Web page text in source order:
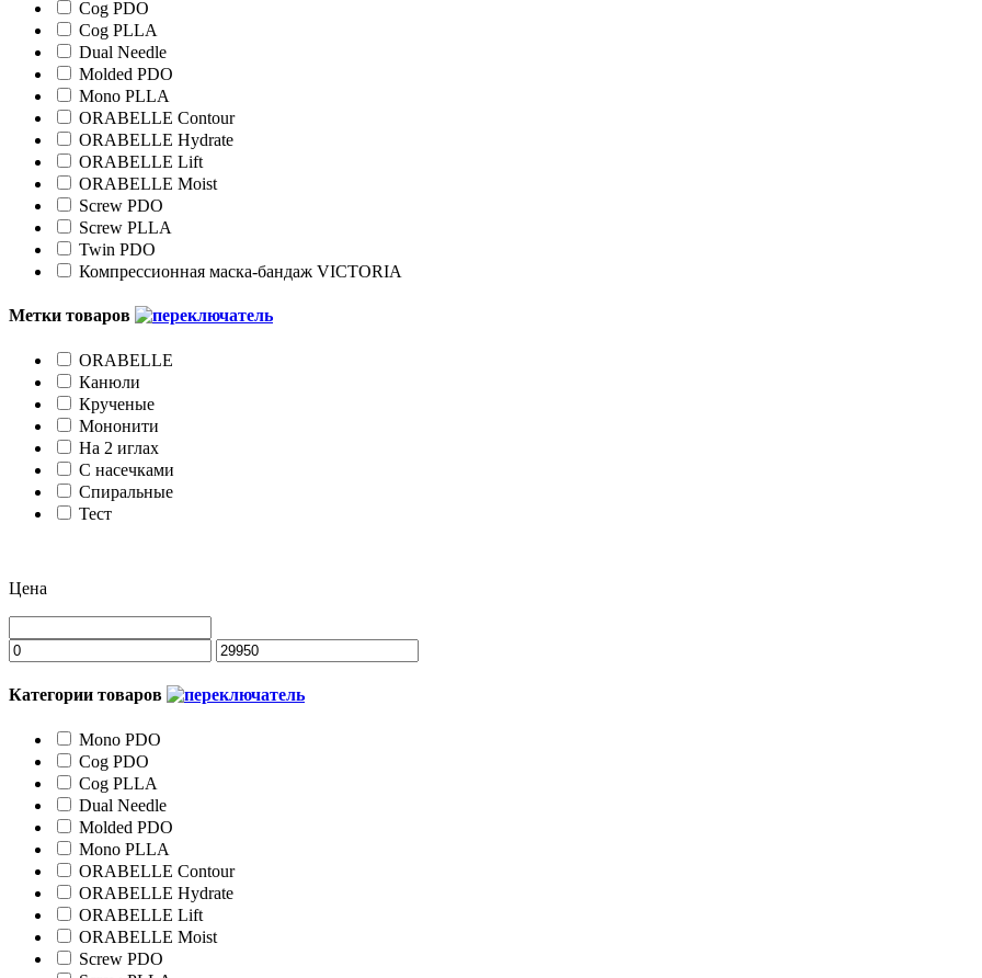
Cog PDO
Cog PLLA
Dual Needle
Molded PDO
Mono PLLA
ORABELLE Contour
ORABELLE Hydrate
ORABELLE Lift
ORABELLE Moist
Screw PDO
Screw PLLA
Twin PDO
Компрессионная маска-бандаж VICTORIA
Метки товаров
ORABELLE
Канюли
Крученые
Мононити
На 2 иглах
С насечками
Спиральные
Тест
Цена
Категории товаров
Мono PDO
Cog PDO
Cog PLLA
Dual Needle
Molded PDO
Mono PLLA
ORABELLE Contour
ORABELLE Hydrate
ORABELLE Lift
ORABELLE Moist
Screw PDO